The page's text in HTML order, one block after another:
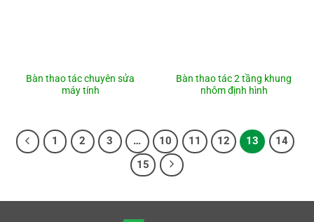
Bàn thao tác chuyên sửa
máy tính
Bàn thao tác 2 tầng khung
nhôm định hình
1 2 3 … 10 11 12 13
14
15